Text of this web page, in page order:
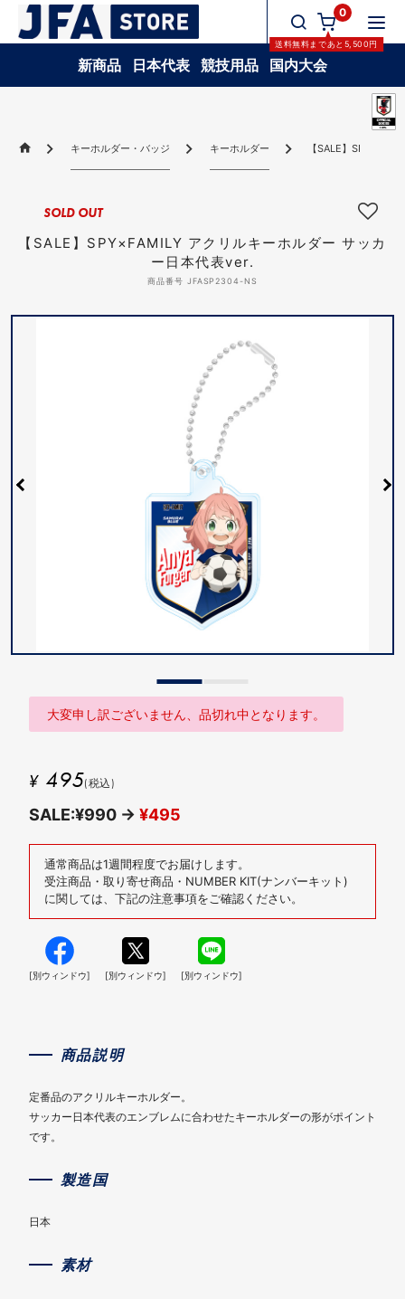
0
送料無料まであと 5,500円
新商品 日本代表 競技用品 国内大会
キーホルダー・バッジ キーホルダー 【SALE】
【SALE】SPY×FAMILY アクリルキーホルダー サッカ
ー日本代表ver.
商品番号 JFASP2304-NS
SOLD OUT
大変申し訳ございません、品切れ中となります。
¥ 495(税込)
SALE:¥990 → ¥495
通常商品は1週間程度でお届けします。
受注商品・取り寄せ商品・NUMBER KIT(ナンバーキット)
に関しては、下記の注意事項をご確認ください。
[別ウィンドウ] [別ウィンドウ] [別ウィンドウ]
商品説明
定番品のアクリルキーホルダー。
サッカー日本代表のエンブレムに合わせたキーホルダーの形がポイント
です。
製造国
日本
素材